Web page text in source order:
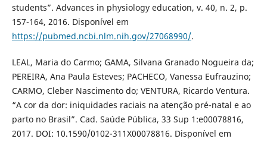
students”. Advances in physiology education, v. 40, n. 2, p.
157-164, 2016. Disponível em
https://pubmed.ncbi.nlm.nih.gov/27068990/.
LEAL, Maria do Carmo; GAMA, Silvana Granado Nogueira da;
PEREIRA, Ana Paula Esteves; PACHECO, Vanessa Eufrauzino;
CARMO, Cleber Nascimento do; VENTURA, Ricardo Ventura.
“A cor da dor: iniquidades raciais na atenção pré-natal e ao
parto no Brasil”. Cad. Saúde Pública, 33 Sup 1:e00078816,
2017. DOI: 10.1590/0102-311X00078816. Disponível em